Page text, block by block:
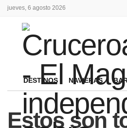
jueves, 6 agosto 2026
DESTINOS NAVIERAS
Estos son